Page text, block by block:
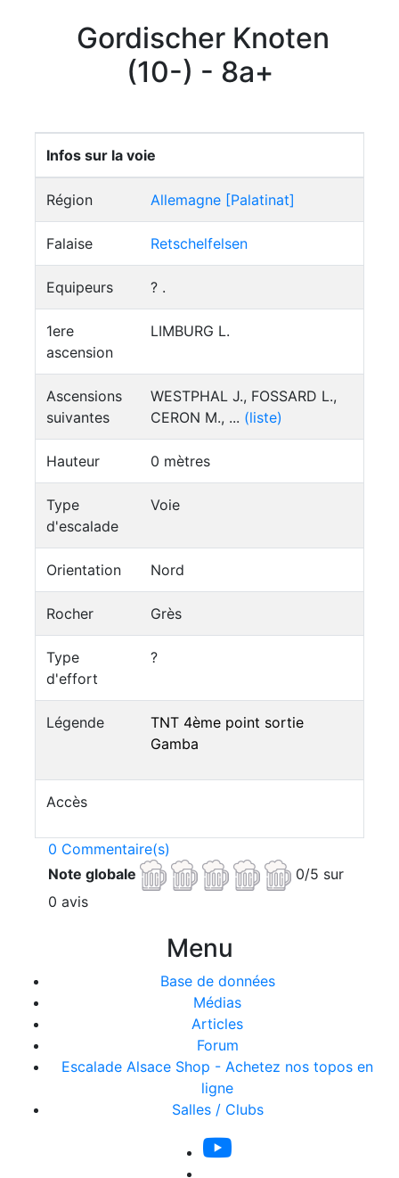
Gordischer Knoten
(10-) - 8a+
Infos sur la voie
Région Allemagne [Palatinat]
Falaise Retschelfelsen
Equipeurs ? .
1ere
ascension
LIMBURG L.
Ascensions
suivantes
WESTPHAL J., FOSSARD L.,
CERON M., ... (liste)
Hauteur 0 mètres
Type
d'escalade
Voie
Orientation Nord
Rocher Grès
Type
d'effort
?
Légende
TNT 4ème point sortie
Gamba
Accès
0 Commentaire(s)
Note globale
0/5 sur
0 avis
Menu
Base de données
Médias
Articles
Forum
Escalade Alsace Shop - Achetez nos topos en
ligne
Salles / Clubs